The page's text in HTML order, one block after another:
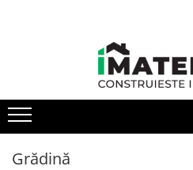
Grădină